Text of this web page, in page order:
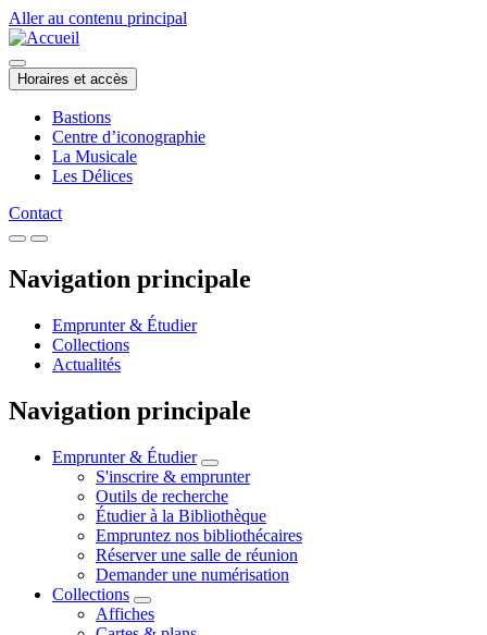
Aller au contenu principal
Horaires et accès
Bastions
Centre d’iconographie
La Musicale
Les Délices
Contact
Navigation principale
Emprunter & Étudier
Collections
Actualités
Navigation principale
Emprunter & Étudier
S'inscrire & emprunter
Outils de recherche
Étudier à la Bibliothèque
Empruntez nos bibliothécaires
Réserver une salle de réunion
Demander une numérisation
Collections
Affiches